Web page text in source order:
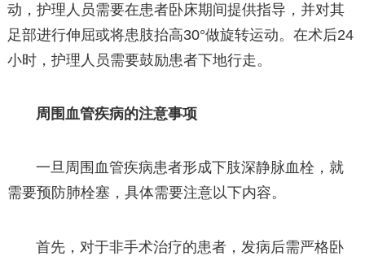
动，护理人员需要在患者卧床期间提供指导，并对其
足部进行伸屈或将患肢抬高30°做旋转运动。在术后24
小时，护理人员需要鼓励患者下地行走。
周围血管疾病的注意事项
一旦周围血管疾病患者形成下肢深静脉血栓，就
需要预防肺栓塞，具体需要注意以下内容。
首先，对于非手术治疗的患者，发病后需严格卧